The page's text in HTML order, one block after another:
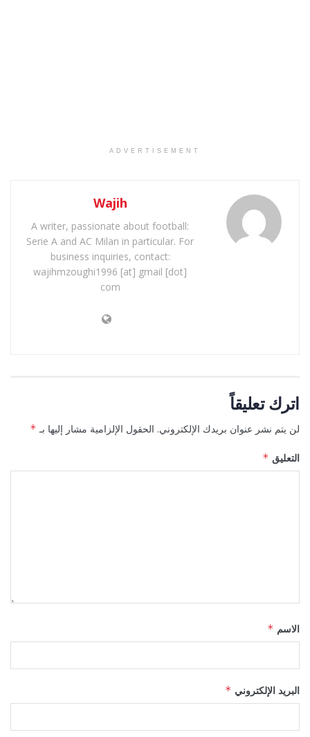
ADVERTISEMENT
Wajih
A writer, passionate about football:
Serie A and AC Milan in particular. For
business inquiries, contact:
wajihmzoughi1996 [at] gmail [dot]
com
اترك تعليقاً
لن يتم نشر عنوان بريدك الإلكتروني. الحقول الإلزامية مشار إليها بـ *
التعليق *
الاسم *
البريد الإلكتروني *